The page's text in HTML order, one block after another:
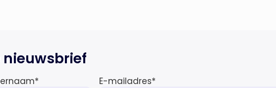
nieuwsbrief
* E-mailadres*